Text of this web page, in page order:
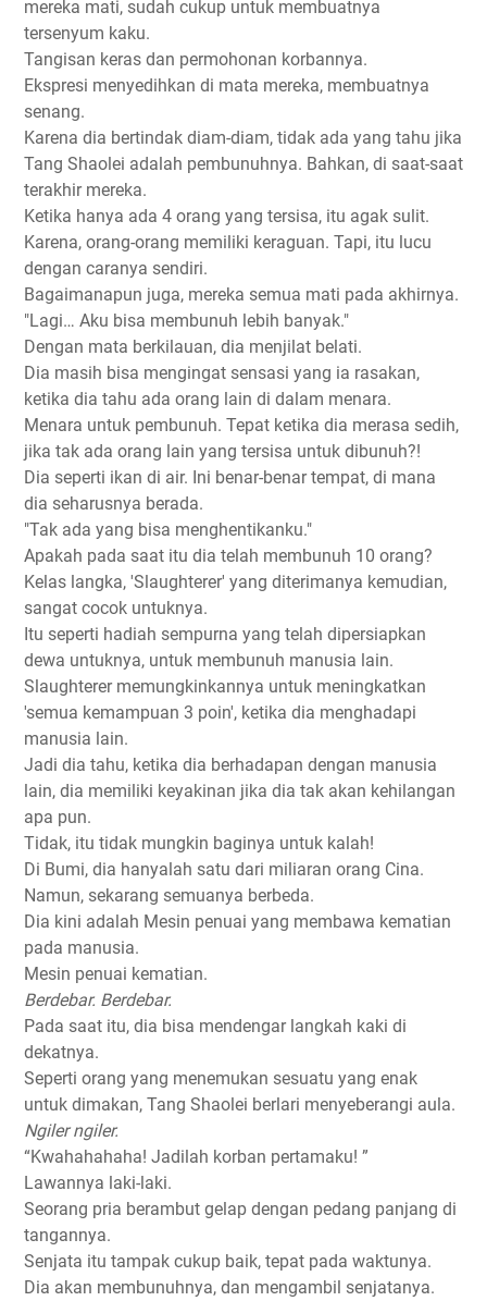
mereka mati, sudah cukup untuk membuatnya
tersenyum kaku.
Tangisan keras dan permohonan korbannya.
Ekspresi menyedihkan di mata mereka, membuatnya
senang.
Karena dia bertindak diam-diam, tidak ada yang tahu jika
Tang Shaolei adalah pembunuhnya. Bahkan, di saat-saat
terakhir mereka.
Ketika hanya ada 4 orang yang tersisa, itu agak sulit.
Karena, orang-orang memiliki keraguan. Tapi, itu lucu
dengan caranya sendiri.
Bagaimanapun juga, mereka semua mati pada akhirnya.
"Lagi… Aku bisa membunuh lebih banyak."
Dengan mata berkilauan, dia menjilat belati.
Dia masih bisa mengingat sensasi yang ia rasakan,
ketika dia tahu ada orang lain di dalam menara.
Menara untuk pembunuh. Tepat ketika dia merasa sedih,
jika tak ada orang lain yang tersisa untuk dibunuh?!
Dia seperti ikan di air. Ini benar-benar tempat, di mana
dia seharusnya berada.
"Tak ada yang bisa menghentikanku."
Apakah pada saat itu dia telah membunuh 10 orang?
Kelas langka, 'Slaughterer' yang diterimanya kemudian,
sangat cocok untuknya.
Itu seperti hadiah sempurna yang telah dipersiapkan
dewa untuknya, untuk membunuh manusia lain.
Slaughterer memungkinkannya untuk meningkatkan
'semua kemampuan 3 poin', ketika dia menghadapi
manusia lain.
Jadi dia tahu, ketika dia berhadapan dengan manusia
lain, dia memiliki keyakinan jika dia tak akan kehilangan
apa pun.
Tidak, itu tidak mungkin baginya untuk kalah!
Di Bumi, dia hanyalah satu dari miliaran orang Cina.
Namun, sekarang semuanya berbeda.
Dia kini adalah Mesin penuai yang membawa kematian
pada manusia.
Mesin penuai kematian.
Berdebar. Berdebar.
Pada saat itu, dia bisa mendengar langkah kaki di
dekatnya.
Seperti orang yang menemukan sesuatu yang enak
untuk dimakan, Tang Shaolei berlari menyeberangi aula.
Ngiler ngiler.
“Kwahahahaha! Jadilah korban pertamaku! ”
Lawannya laki-laki.
Seorang pria berambut gelap dengan pedang panjang di
tangannya.
Senjata itu tampak cukup baik, tepat pada waktunya.
Dia akan membunuhnya, dan mengambil senjatanya.